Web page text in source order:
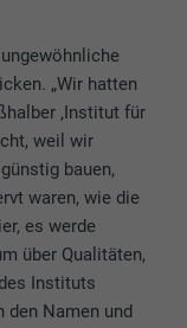
ungewöhnliche
„Wir hatten
‚Institut für
weil wir
bauen,
waren, wie die
es werde
über Qualitäten,
Instituts
den Namen und